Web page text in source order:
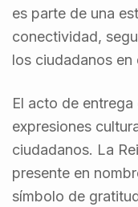
es parte de una
conectividad,
los ciudadanos
El acto de
expresiones
ciudadanos. La
presente en
símbolo de